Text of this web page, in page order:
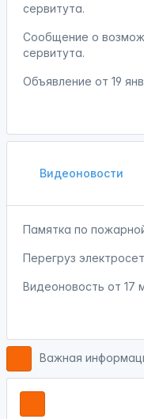
сервитута.
Сообщение о
сервитута.
Объявление от 19
Видеоновости
Памятка по
Перегруз
Видеоновость от 17
Важная